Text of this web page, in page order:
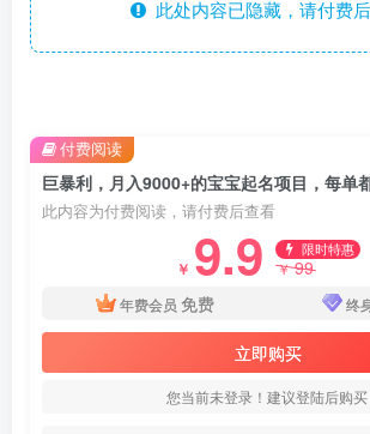
此处内容已隐藏，请付费
此内容为付费阅读，请付费后查看
￥ 9.9 限时特惠
￥99
年费会员 免费 终
立即购买
您当前未登录！建议登陆后购
付费阅读